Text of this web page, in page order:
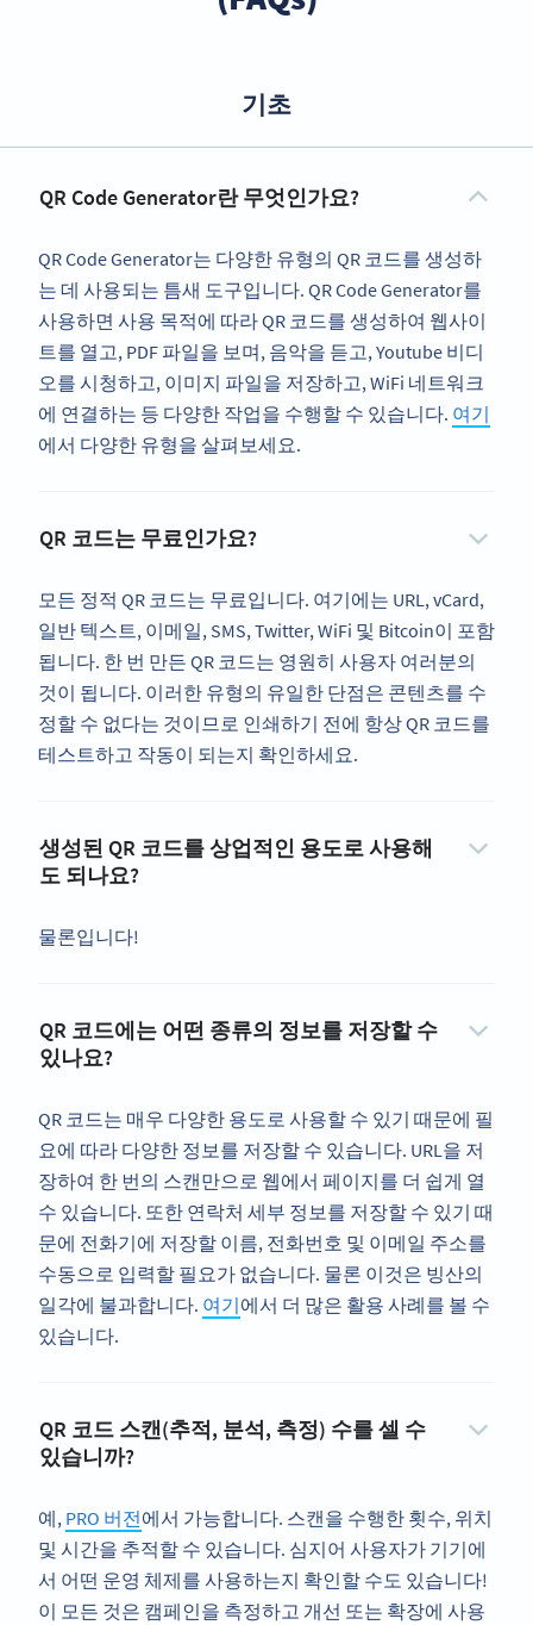
기초
QR Code Generator란 무엇인가요?
QR Code Generator는 다양한 유형의 QR 코드를 생성하
는 데 사용되는 틈새 도구입니다. QR Code Generator를
사용하면 사용 목적에 따라 QR 코드를 생성하여 웹사이
트를 열고, PDF 파일을 보며, 음악을 듣고, Youtube 비디
오를 시청하고, 이미지 파일을 저장하고, WiFi 네트워크
에 연결하는 등 다양한 작업을 수행할 수 있습니다. 여기
에서 다양한 유형을 살펴보세요.
QR 코드는 무료인가요?
모든 정적 QR 코드는 무료입니다. 여기에는 URL, vCard,
일반 텍스트, 이메일, SMS, Twitter, WiFi 및 Bitcoin이 포함
됩니다. 한 번 만든 QR 코드는 영원히 사용자 여러분의
것이 됩니다. 이러한 유형의 유일한 단점은 콘텐츠를 수
정할 수 없다는 것이므로 인쇄하기 전에 항상 QR 코드를
테스트하고 작동이 되는지 확인하세요.
생성된 QR 코드를 상업적인 용도로 사용해
도 되나요?
물론입니다!
QR 코드에는 어떤 종류의 정보를 저장할 수
있나요?
QR 코드는 매우 다양한 용도로 사용할 수 있기 때문에 필
요에 따라 다양한 정보를 저장할 수 있습니다. URL을 저
장하여 한 번의 스캔만으로 웹에서 페이지를 더 쉽게 열
수 있습니다. 또한 연락처 세부 정보를 저장할 수 있기 때
문에 전화기에 저장할 이름, 전화번호 및 이메일 주소를
수동으로 입력할 필요가 없습니다. 물론 이것은 빙산의
일각에 불과합니다. 여기에서 더 많은 활용 사례를 볼 수
있습니다.
QR 코드 스캔(추적, 분석, 측정) 수를 셀 수
있습니까?
예, PRO 버전에서 가능합니다. 스캔을 수행한 횟수, 위치
및 시간을 추적할 수 있습니다. 심지어 사용자가 기기에
서 어떤 운영 체제를 사용하는지 확인할 수도 있습니다!
이 모든 것은 캠페인을 측정하고 개선 또는 확장에 사용